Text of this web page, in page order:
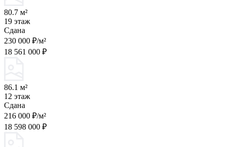
80.7 м²
19 этаж
Сдана
230 000 ₽/м²
18 561 000 ₽
86.1 м²
12 этаж
Сдана
216 000 ₽/м²
18 598 000 ₽